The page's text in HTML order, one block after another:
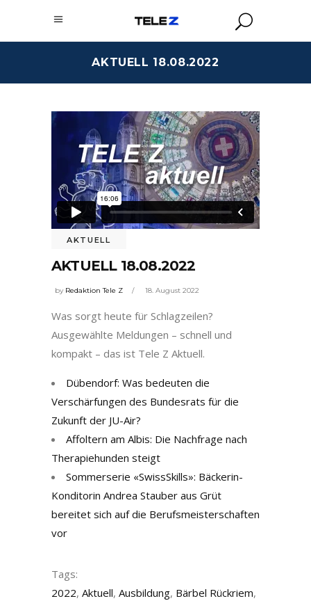
AKTUELL 18.08.2022
AKTUELL
AKTUELL 18.08.2022
by Redaktion Tele Z 18. August 2022
Was sorgt heute für Schlagzeilen?
Ausgewählte Meldungen – schnell und
kompakt – das ist Tele Z Aktuell.
Dübendorf: Was bedeuten die
Verschärfungen des Bundesrats für die
Zukunft der JU-Air?
Affoltern am Albis: Die Nachfrage nach
Therapiehunden steigt
Sommerserie «SwissSkills»: Bäckerin-
Konditorin Andrea Stauber aus Grüt
bereitet sich auf die Berufsmeisterschaften
vor
Tags:
2022, Aktuell, Ausbildung, Bärbel Rückriem,